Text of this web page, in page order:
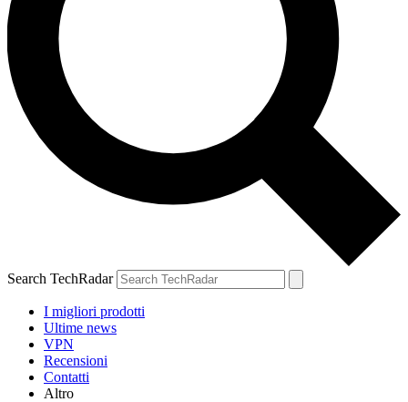
Search TechRadar
I migliori prodotti
Ultime news
VPN
Recensioni
Contatti
Altro